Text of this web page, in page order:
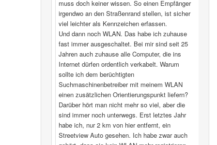
muss doch keiner wissen. So einen Empfänger
irgendwo an den Straßenrand stellen, ist sicher
viel leichter als Kennzeichen erfassen.
Und dann noch WLAN. Das habe ich zuhause
fast immer ausgeschaltet. Bei mir sind seit 25
Jahren auch zuhause alle Computer, die ins
Internet dürfen ordentlich verkabelt. Warum
sollte ich dem berüchtigten
Suchmaschinenbetreiber mit meinem WLAN
einen zusätzlichen Orientierungspunkt liefern?
Darüber hört man nicht mehr so viel, aber die
sind immer noch unterwegs. Erst letztes Jahr
habe ich, nur 2 km von hier entfernt, ein
Streetview Auto gesehen. Ich habe zwar auch